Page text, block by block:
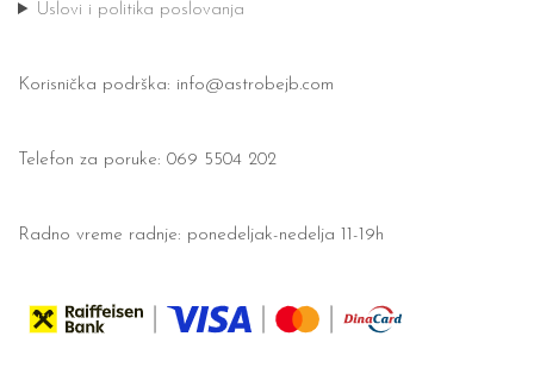
Uslovi i politika poslovanja
Korisnička podrška: info@astrobejb.com
Telefon za poruke: 069 5504 202
Radno vreme radnje: ponedeljak-nedelja 11-19h